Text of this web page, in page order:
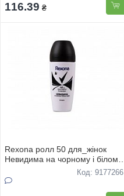
116.39 ₴
Rexona ролл 50 для_жінок
Невидима на чорному і білому
Код: 9177266